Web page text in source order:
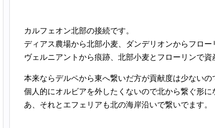
カルフェオン北部の接続です。
ディアス農場から北部小麦、ダンデリオンからフロー
ヴェルニアントから痕跡、北部小麦とフローリンで資
本来ならデルペから東へ繋いだ方が貢献度は少ないの
個人的にオルビアを外したくないので北から繋ぐ形に
あ、それとエフェリアも北の海岸沿いで繋いでます。